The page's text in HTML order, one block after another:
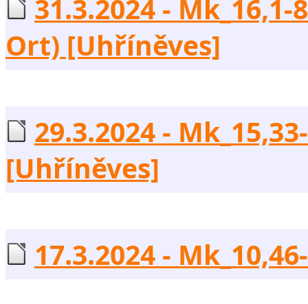
31.3.2024 -
Ort) [Uhříněves]
29.3.2024 -
[Uhříněves]
17.3.2024 -